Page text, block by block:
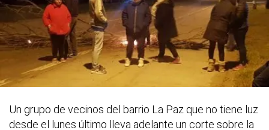
Un grupo de vecinos del barrio La Paz que no tiene luz
desde el lunes último lleva adelante un corte sobre la